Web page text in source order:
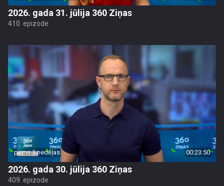
2026. gada 31. jūlija 360 Ziņas
410. epizode
pirms 1 nedēļas 00:23:50
2026. gada 30. jūlija 360 Ziņas
409. epizode